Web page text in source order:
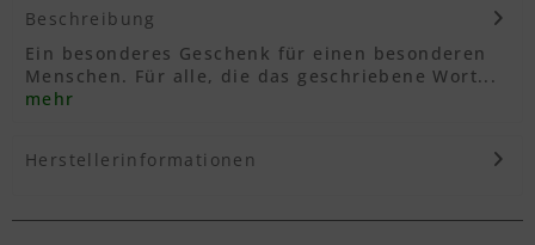
Beschreibung
Ein besonderes Geschenk für einen besonderen
Menschen. Für alle, die das geschriebene Wort...
mehr
Herstellerinformationen